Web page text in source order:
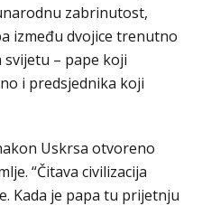
zabrinutost,
između dvojice trenutno
svijetu – pape koji
i predsjednika koji
Uskrsa otvoreno
“Čitava civilizacija
Kada je papa tu prijetnju